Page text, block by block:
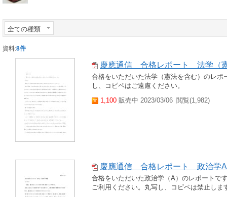
全ての種類
資料:8件
慶應通信 合格レポート 法学（
合格をいただいた法学（憲法を含む）のレ
し、コピペはご遠慮ください。
1,100 販売中 2023/03/06 閲覧(1,982)
慶應通信 合格レポート 政治学A
合格をいただいた政治学（A）のレポートで
ご利用ください。丸写し、コピペは禁止しま